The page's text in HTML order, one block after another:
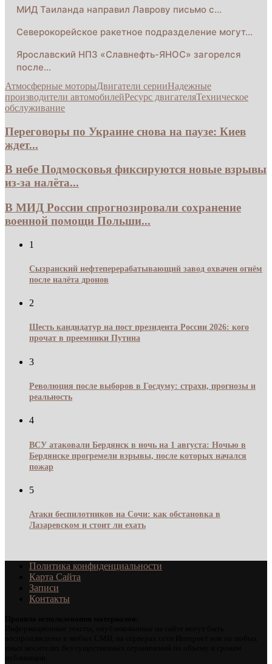
МИД Таиланда направил Лаврову письмо с…
Северокорейское ракетное подразделение могут…
Ярославский НПЗ «Славнефть-ЯНОС» загорелся
после…
Атмосферные моторыДвигатели серииНадежные
производители автомобилейРесурс двигателяТехническое
обслуживание
Переговоры по Украине снова на паузе: Киев
ждет...
В небе Подмосковья фиксируются новые взрывы
из-за налёта...
В МИД России спрогнозировали сохранение
военной помощи Польши...
1
Сызранский нефтеперерабатывающий завод охвачен огнём
после налёта дронов
2
Шесть кандидатур на пост президента России 2026: кого
прочат в преемники Путина
3
Революция после выборов в Госдуму: страхи, прогнозы и
реальность
4
ВСУ атаковали Бердянск в ночь на 1 августа: Ночью в
Бердянске прогремели взрывы, после которых начался
пожар
5
Атаки беспилотников на Сочи: как обстановка в
Лазаревском и стоит ли ехать
Политика конфиденциальности
Карта Сайта
Записи
Контакты